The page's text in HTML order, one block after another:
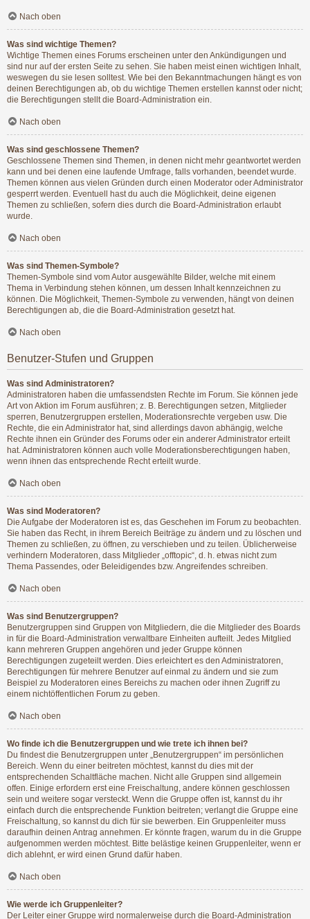
Nach oben
Was sind wichtige Themen?
Wichtige Themen eines Forums erscheinen unter den Ankündigungen und
sind nur auf der ersten Seite zu sehen. Sie haben meist einen wichtigen Inhalt,
weswegen du sie lesen solltest. Wie bei den Bekanntmachungen hängt es von
deinen Berechtigungen ab, ob du wichtige Themen erstellen kannst oder nicht;
die Berechtigungen stellt die Board-Administration ein.
Nach oben
Was sind geschlossene Themen?
Geschlossene Themen sind Themen, in denen nicht mehr geantwortet werden
kann und bei denen eine laufende Umfrage, falls vorhanden, beendet wurde.
Themen können aus vielen Gründen durch einen Moderator oder Administrator
gesperrt werden. Eventuell hast du auch die Möglichkeit, deine eigenen
Themen zu schließen, sofern dies durch die Board-Administration erlaubt
wurde.
Nach oben
Was sind Themen-Symbole?
Themen-Symbole sind vom Autor ausgewählte Bilder, welche mit einem
Thema in Verbindung stehen können, um dessen Inhalt kennzeichnen zu
können. Die Möglichkeit, Themen-Symbole zu verwenden, hängt von deinen
Berechtigungen ab, die die Board-Administration gesetzt hat.
Nach oben
Benutzer-Stufen und Gruppen
Was sind Administratoren?
Administratoren haben die umfassendsten Rechte im Forum. Sie können jede
Art von Aktion im Forum ausführen; z. B. Berechtigungen setzen, Mitglieder
sperren, Benutzergruppen erstellen, Moderationsrechte vergeben usw. Die
Rechte, die ein Administrator hat, sind allerdings davon abhängig, welche
Rechte ihnen ein Gründer des Forums oder ein anderer Administrator erteilt
hat. Administratoren können auch volle Moderationsberechtigungen haben,
wenn ihnen das entsprechende Recht erteilt wurde.
Nach oben
Was sind Moderatoren?
Die Aufgabe der Moderatoren ist es, das Geschehen im Forum zu beobachten.
Sie haben das Recht, in ihrem Bereich Beiträge zu ändern und zu löschen und
Themen zu schließen, zu öffnen, zu verschieben und zu teilen. Üblicherweise
verhindern Moderatoren, dass Mitglieder „offtopic“, d. h. etwas nicht zum
Thema Passendes, oder Beleidigendes bzw. Angreifendes schreiben.
Nach oben
Was sind Benutzergruppen?
Benutzergruppen sind Gruppen von Mitgliedern, die die Mitglieder des Boards
in für die Board-Administration verwaltbare Einheiten aufteilt. Jedes Mitglied
kann mehreren Gruppen angehören und jeder Gruppe können
Berechtigungen zugeteilt werden. Dies erleichtert es den Administratoren,
Berechtigungen für mehrere Benutzer auf einmal zu ändern und sie zum
Beispiel zu Moderatoren eines Bereichs zu machen oder ihnen Zugriff zu
einem nichtöffentlichen Forum zu geben.
Nach oben
Wo finde ich die Benutzergruppen und wie trete ich ihnen bei?
Du findest die Benutzergruppen unter „Benutzergruppen“ im persönlichen
Bereich. Wenn du einer beitreten möchtest, kannst du dies mit der
entsprechenden Schaltfläche machen. Nicht alle Gruppen sind allgemein
offen. Einige erfordern erst eine Freischaltung, andere können geschlossen
sein und weitere sogar versteckt. Wenn die Gruppe offen ist, kannst du ihr
einfach durch die entsprechende Funktion beitreten; verlangt die Gruppe eine
Freischaltung, so kannst du dich für sie bewerben. Ein Gruppenleiter muss
daraufhin deinen Antrag annehmen. Er könnte fragen, warum du in die Gruppe
aufgenommen werden möchtest. Bitte belästige keinen Gruppenleiter, wenn er
dich ablehnt, er wird einen Grund dafür haben.
Nach oben
Wie werde ich Gruppenleiter?
Der Leiter einer Gruppe wird normalerweise durch die Board-Administration